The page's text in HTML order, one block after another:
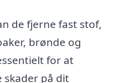
de fjerne fast stof,
brønde og
for at
på dit